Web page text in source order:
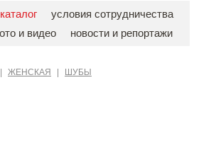
каталог
условия сотрудничества
и видео новости и репортажи
ЖЕНСКАЯ ШУБЫ